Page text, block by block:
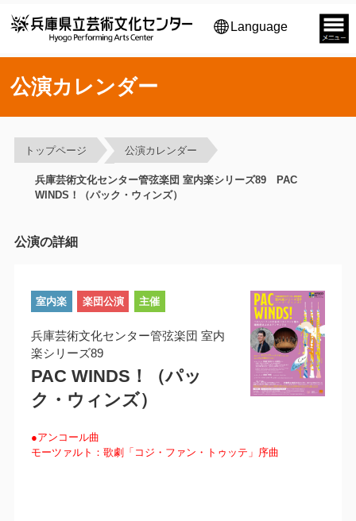
Language
公演カレンダー
トップページ 公演カレンダー
兵庫芸術文化センター管弦楽団 室内楽シリーズ89 PAC
WINDS！（パック・ウィンズ）
公演の詳細
室内楽 楽団公演 主催
兵庫芸術文化センター管弦楽団 室内
楽シリーズ89
PAC WINDS！（パッ
ク・ウィンズ）
●アンコール曲
モーツァルト：歌劇「コジ・ファン・トゥッテ」序曲